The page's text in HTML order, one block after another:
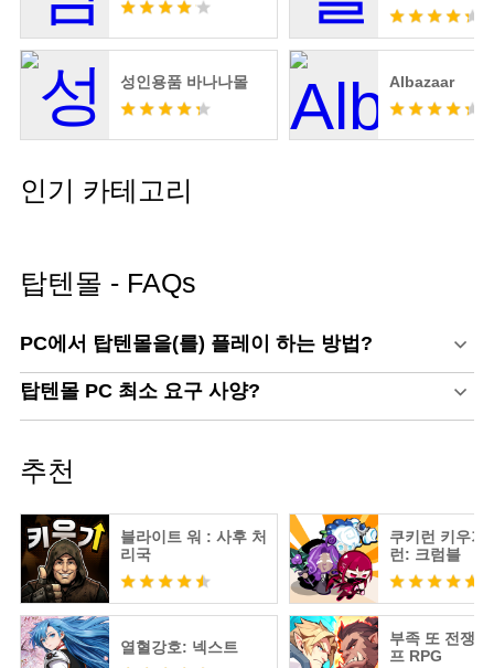
성인용품 바나나몰 Albazaar
인기 카테고리
탑텐몰 - FAQs
PC에서 탑텐몰을(를) 플레이 하는 방법?
탑텐몰 PC 최소 요구 사양?
추천
블라이트 워 : 사후 처
리국
쿠키런 키우기
런: 크럼블
열혈강호: 넥스트
부족 또 전쟁 :
프 RPG